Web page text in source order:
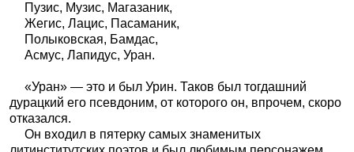
Пузис, Музис, Магазаник,
Жегис, Лацис, Пасаманик,
Полыковская, Бамдас,
Асмус, Лапидус, Уран.
«Уран» — это и был Урин. Таков был тогдашний
дурацкий его псевдоним, от которого он, впрочем, скоро
отказался.
Он входил в пятерку самых знаменитых